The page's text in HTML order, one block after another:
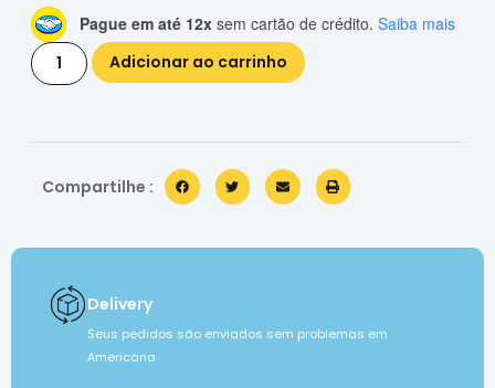
Pague em até 12x sem cartão de crédito. Saiba mais
Adicionar ao carrinho
Compartilhe :
Delivery
Seus pedidos são enviados sem problemas em
Americana